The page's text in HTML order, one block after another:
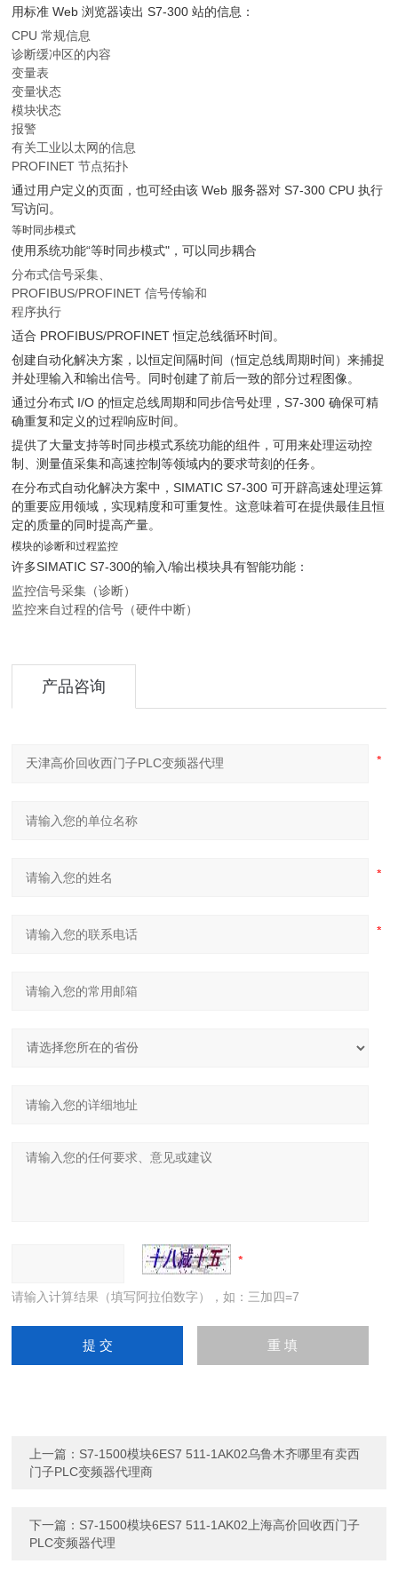
用标准 Web 浏览器读出 S7-300 站的信息：
CPU 常规信息
诊断缓冲区的内容
变量表
变量状态
模块状态
报警
有关工业以太网的信息
PROFINET 节点拓扑
通过用户定义的页面，也可经由该 Web 服务器对 S7-300 CPU 执行
写访问。
等时同步模式
使用系统功能“等时同步模式"，可以同步耦合
分布式信号采集、
PROFIBUS/PROFINET 信号传输和
程序执行
适合 PROFIBUS/PROFINET 恒定总线循环时间。
创建自动化解决方案，以恒定间隔时间（恒定总线周期时间）来捕捉
并处理输入和输出信号。同时创建了前后一致的部分过程图像。
通过分布式 I/O 的恒定总线周期和同步信号处理，S7-300 确保可精
确重复和定义的过程响应时间。
提供了大量支持等时同步模式系统功能的组件，可用来处理运动控
制、测量值采集和高速控制等领域内的要求苛刻的任务。
在分布式自动化解决方案中，SIMATIC S7-300 可开辟高速处理运算
的重要应用领域，实现精度和可重复性。这意味着可在提供最佳且恒
定的质量的同时提高产量。
模块的诊断和过程监控
许多SIMATIC S7-300的输入/输出模块具有智能功能：
监控信号采集（诊断）
监控来自过程的信号（硬件中断）
产品咨询
请输入计算结果（填写阿拉伯数字），如：三加四=7
上一篇： S7-1500模块6ES7 511-1AK02乌鲁木齐哪里有卖西
门子PLC变频器代理商
下一篇： S7-1500模块6ES7 511-1AK02上海高价回收西门子
PLC变频器代理